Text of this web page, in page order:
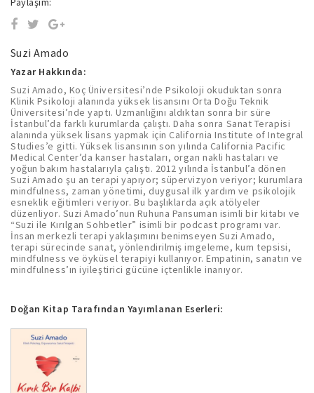
Suzi Amado
Yazar Hakkında:
Suzi Amado, Koç Üniversitesi’nde Psikoloji okuduktan sonra
Klinik Psikoloji alanında yüksek lisansını Orta Doğu Teknik
Üniversitesi’nde yaptı. Uzmanlığını aldıktan sonra bir süre
İstanbul’da farklı kurumlarda çalıştı. Daha sonra Sanat Terapisi
alanında yüksek lisans yapmak için California Institute of Integral
Studies’e gitti. Yüksek lisansının son yılında California Pacific
Medical Center’da kanser hastaları, organ nakli hastaları ve
yoğun bakım hastalarıyla çalıştı. 2012 yılında İstanbul’a dönen
Suzi Amado şu an terapi yapıyor; süpervizyon veriyor; kurumlara
mindfulness, zaman yönetimi, duygusal ilk yardım ve psikolojik
esneklik eğitimleri veriyor. Bu başlıklarda açık atölyeler
düzenliyor. Suzi Amado’nun Ruhuna Pansuman isimli bir kitabı ve
“Suzi ile Kırılgan Sohbetler” isimli bir podcast programı var.
İnsan merkezli terapi yaklaşımını benimseyen Suzi Amado,
terapi sürecinde sanat, yönlendirilmiş imgeleme, kum tepsisi,
mindfulness ve öyküsel terapiyi kullanıyor. Empatinin, sanatın ve
mindfulness’ın iyileştirici gücüne içtenlikle inanıyor.
Doğan Kitap Tarafından Yayımlanan Eserleri: